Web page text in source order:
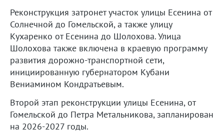
Реконструкция затронет участок улицы Есенина от
Солнечной до Гомельской, а также улицу
Кухаренко от Есенина до Шолохова. Улица
Шолохова также включена в краевую программу
развития дорожно-транспортной сети,
инициированную губернатором Кубани
Вениамином Кондратьевым.
Второй этап реконструкции улицы Есенина, от
Гомельской до Петра Метальникова, запланирован
на 2026-2027 годы.